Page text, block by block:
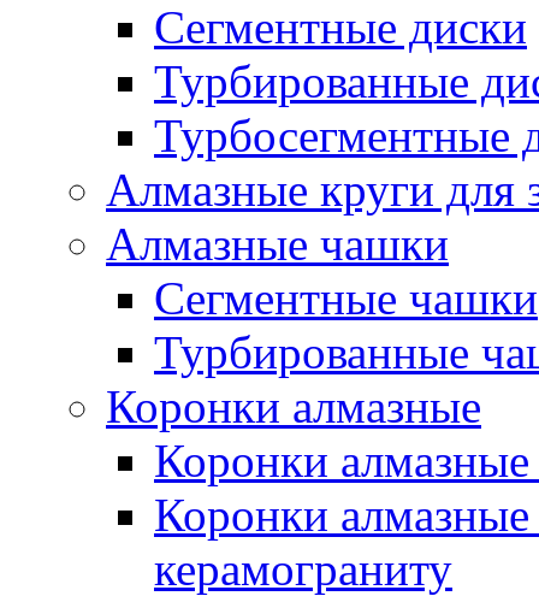
Сегментные диски
Турбированные
Турбосегментные
Алмазные круги для
Алмазные чашки
Сегментные чашки
Турбированные
Коронки алмазные
Коронки
Коронки
керамограниту